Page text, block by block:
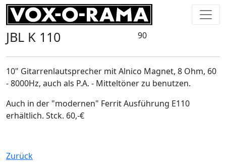
JBL K 110 90
10" Gitarrenlautsprecher mit Alnico Magnet, 8 Ohm, 60
- 8000Hz, auch als P.A. - Mitteltöner zu benutzen.
Auch in der "modernen" Ferrit Ausführung E110
erhältlich. Stck. 60,-€
Zurück